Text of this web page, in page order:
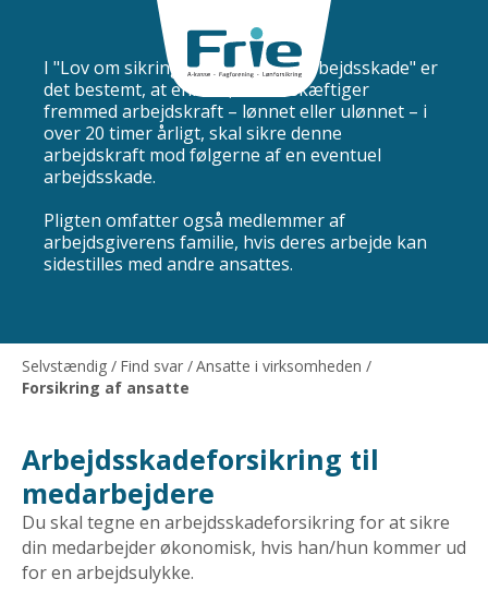
I "Lov om sikring mod følger af arbejdsskade" er
det bestemt, at enhver, der beskæftiger
fremmed arbejdskraft – lønnet eller ulønnet – i
over 20 timer årligt, skal sikre denne
arbejdskraft mod følgerne af en eventuel
arbejdsskade.
Pligten omfatter også medlemmer af
arbejdsgiverens familie, hvis deres arbejde kan
sidestilles med andre ansattes.
Selvstændig / Find svar /Ansatte i virksomheden /
Forsikring af ansatte
Arbejdsskadeforsikring til
medarbejdere
Du skal tegne en arbejdsskadeforsikring for at sikre
din medarbejder økonomisk, hvis han/hun kommer ud
for en arbejdsulykke.